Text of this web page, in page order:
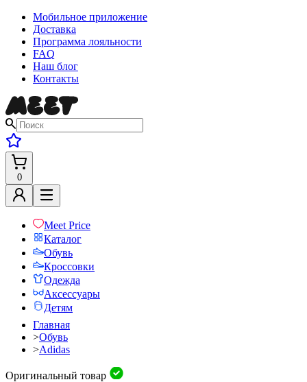
Мобильное приложение
Доставка
Программа лояльности
FAQ
Наш блог
Контакты
0
Meet Price
Каталог
Обувь
Кроссовки
Одежда
Аксессуары
Детям
Главная
>Обувь
>Adidas
Оригинальный товар